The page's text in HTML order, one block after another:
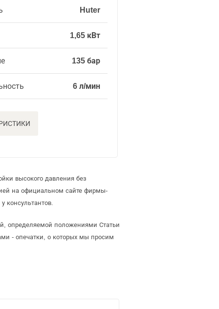
Huter
1,65 кВт
135 бар
6 л/мин
высокого давления без
на официальном сайте фирмы-
консультантов.
определяемой положениями Статьи
- опечатки, о которых мы просим